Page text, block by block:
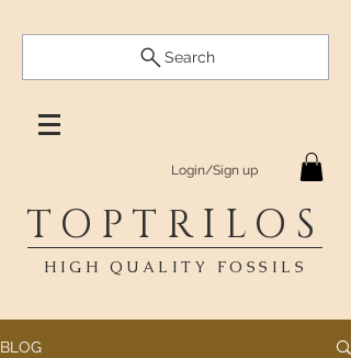
Search
Login/Sign up
TOPTRILOS
HIGH QUALITY FOSSILS
BLOG